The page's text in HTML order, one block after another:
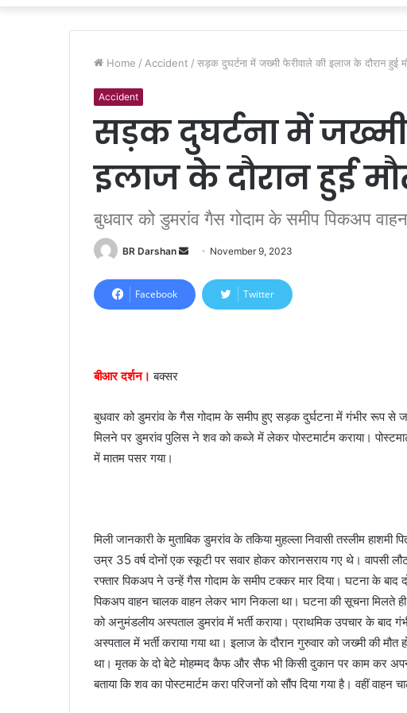
Home / Accident / सड़क दुघर्टना में जख्मी फेरीवाले की इलाज के दौरान हुई
Accident
सड़क दुघर्टना में
इलाज के दौरान हुई
बुधवार को डुमरांव गैस गोदाम के समीप पिकअप
BR Darshan
n
d
i
November 9, 2023
Facebook Twitter
बीआर दर्शन। बक्सर
बुधवार को डुमरांव के गैस गोदाम के समीप हुए सड़क दुर्घटना में गंभीर रूप से
मिलने पर डुमरांव पुलिस ने शव को कब्जे में लेकर पोस्टमार्टम कराया।
में मातम पसर गया।
मिली जानकारी के मुताबिक डुमरांव के तकिया मुहल्ला निवासी तस्लीम हाशमी
उम्र 35 वर्ष दोनों एक स्कूटी पर सवार होकर कोरानसराय गए थे।
रफ्तार पिकअप ने उन्हें गैस गोदाम के समीप टक्कर मार दिया। घटना के
पिकअप वाहन चालक वाहन लेकर भाग निकला था। घटना की सूचना मिलते
को अनुमंडलीय अस्पताल डुमरांव में भर्ती कराया। प्राथमिक उपचार के बाद
अस्पताल में भर्ती कराया गया था। इलाज के दौरान गुरुवार को जख्मी की
था। मृतक के दो बेटे मोहम्मद कैफ और सैफ भी किसी दुकान पर काम कर
बताया कि शव का पोस्टमार्टम करा परिजनों को सौंप दिया गया है। वहीं वाहन